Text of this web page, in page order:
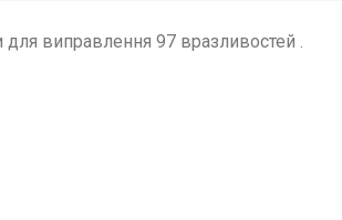
виправлення 97 вразливостей .